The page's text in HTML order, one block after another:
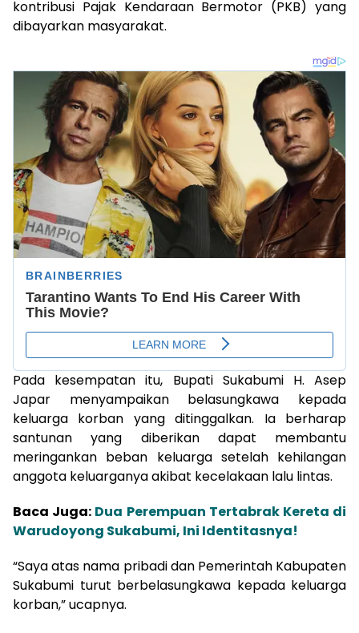
kontribusi Pajak Kendaraan Bermotor (PKB) yang
dibayarkan masyarakat.
Pada kesempatan itu, Bupati Sukabumi H. Asep
Japar menyampaikan belasungkawa kepada
keluarga korban yang ditinggalkan. Ia berharap
santunan yang diberikan dapat membantu
meringankan beban keluarga setelah kehilangan
anggota keluarganya akibat kecelakaan lalu lintas.
Baca Juga: Dua Perempuan Tertabrak Kereta di
Warudoyong Sukabumi, Ini Identitasnya!
“Saya atas nama pribadi dan Pemerintah Kabupaten
Sukabumi turut berbelasungkawa kepada keluarga
korban,” ucapnya.